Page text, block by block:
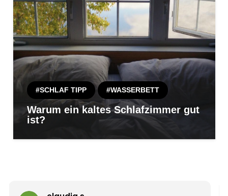
#SCHLAF TIPP #WASSERBETT
Warum ein kaltes Schlafzimmer gut
ist?